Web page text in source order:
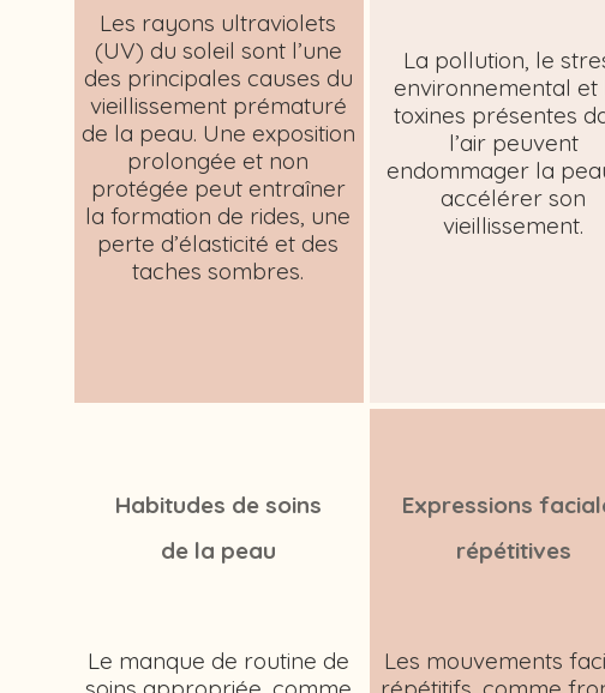
Les rayons ultraviolets
(UV) du soleil sont l’une
des principales causes du
vieillissement prématuré
de la peau. Une exposition
prolongée et non
protégée peut entraîner
la formation de rides, une
perte d’élasticité et des
taches sombres.
Habitudes de soins
de la peau
Le manque de routine de
La pollution, le
environnemental et
toxines présentes
l’air peuvent
endommager la
accélérer son
vieillissement.
Expressions
répétitives
Les mouvements